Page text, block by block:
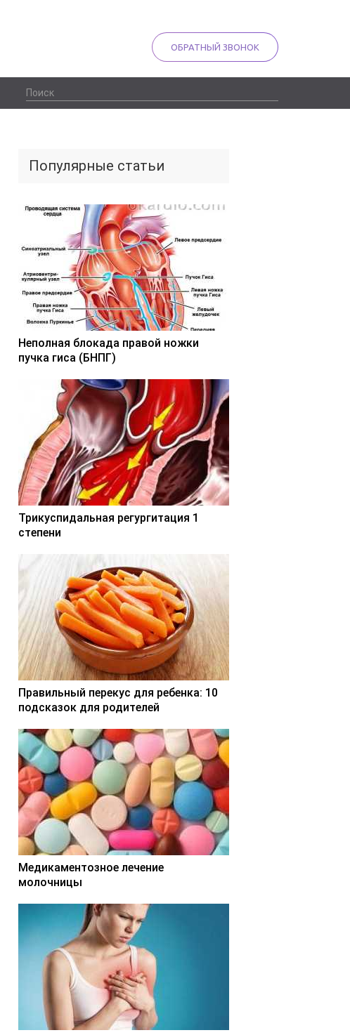
ОБРАТНЫЙ ЗВОНОК
Популярные статьи
Неполная блокада правой ножки
пучка гиса (БНПГ)
Трикуспидальная регургитация 1
степени
Правильный перекус для ребенка: 10
подсказок для родителей
Медикаментозное лечение
молочницы